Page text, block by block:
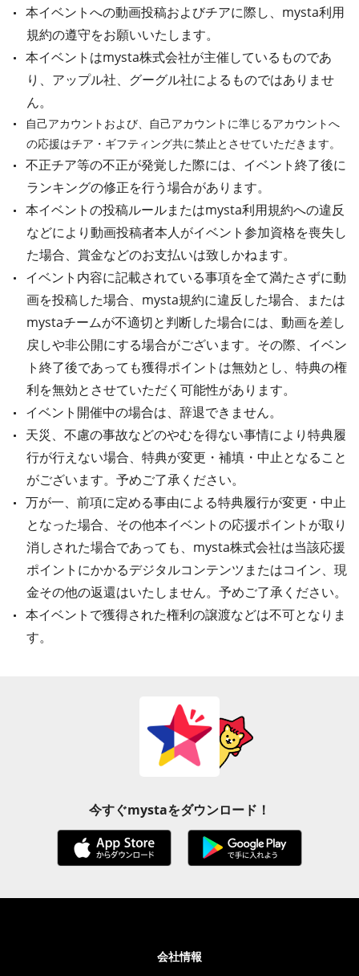
本イベントへの動画投稿およびチアに際し、mysta利用
規約の遵守をお願いいたします。
本イベントはmysta株式会社が主催しているものであ
り、アップル社、グーグル社によるものではありませ
ん。
自己アカウントおよび、自己アカウントに準じるアカウントへ
の応援はチア・ギフティング共に禁止とさせていただきます。
不正チア等の不正が発覚した際には、イベント終了後に
ランキングの修正を行う場合があります。
本イベントの投稿ルールまたはmysta利用規約への違反
などにより動画投稿者本人がイベント参加資格を喪失し
た場合、賞金などのお支払いは致しかねます。
イベント内容に記載されている事項を全て満たさずに動
画を投稿した場合、mysta規約に違反した場合、または
mystaチームが不適切と判断した場合には、動画を差し
戻しや非公開にする場合がございます。その際、イベン
ト終了後であっても獲得ポイントは無効とし、特典の権
利を無効とさせていただく可能性があります。
イベント開催中の場合は、辞退できません。
天災、不慮の事故などのやむを得ない事情により特典履
行が行えない場合、特典が変更・補填・中止となること
がございます。予めご了承ください。
万が一、前項に定める事由による特典履行が変更・中止
となった場合、その他本イベントの応援ポイントが取り
消しされた場合であっても、mysta株式会社は当該応援
ポイントにかかるデジタルコンテンツまたはコイン、現
金その他の返還はいたしません。予めご了承ください。
本イベントで獲得された権利の譲渡などは不可となりま
す。
今すぐmystaをダウンロード！
会社情報